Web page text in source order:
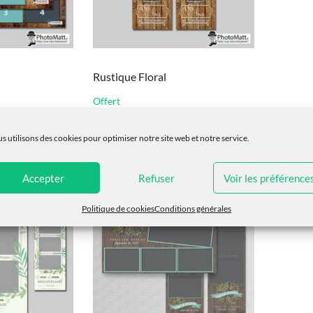
utilisons des cookies pour optimiser notre site web et notre service.
Accepter Refuser Voir les
Politique de cookiesConditions générales
du
produit
produit
variations.
choisies
page
Rustique Floral
Offert